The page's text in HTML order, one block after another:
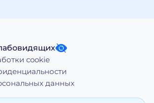
cookie
данных